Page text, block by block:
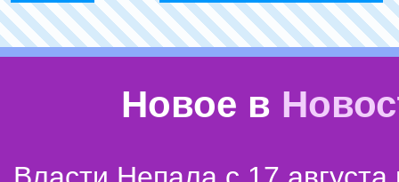
Новое в